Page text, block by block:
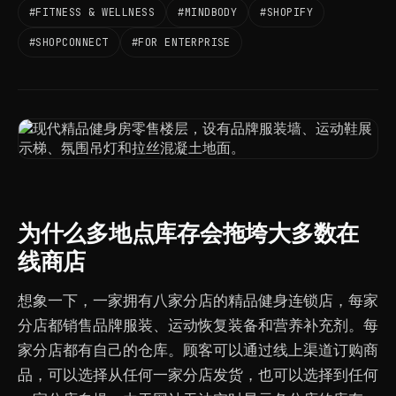
#FITNESS & WELLNESS #MINDBODY #SHOPIFY
#SHOPCONNECT #FOR ENTERPRISE
为什么多地点库存会拖垮大多数在
线商店
想象一下，一家拥有八家分店的精品健身连锁店，每家
分店都销售品牌服装、运动恢复装备和营养补充剂。每
家分店都有自己的仓库。顾客可以通过线上渠道订购商
品，可以选择从任何一家分店发货，也可以选择到任何